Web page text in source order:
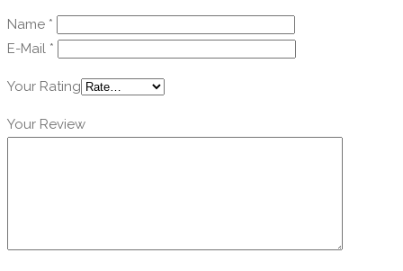
Name *
E-Mail *
Your Rating
Your Review